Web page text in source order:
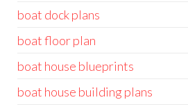
boat dock plans
boat floor plan
boat house blueprints
boat house building plans